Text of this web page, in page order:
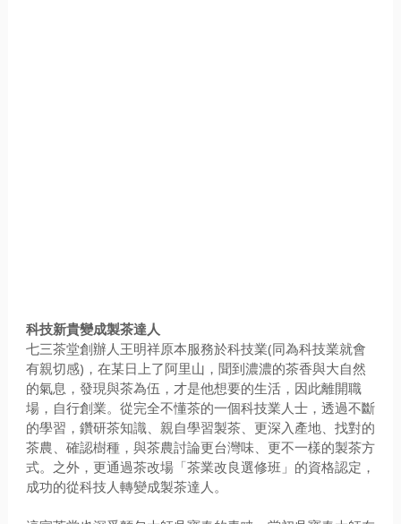
科技新貴變成製茶達人
七三茶堂創辦人王明祥原本服務於科技業(同為科技業就會
有親切感)，在某日上了阿里山，聞到濃濃的茶香與大自然
的氣息，發現與茶為伍，才是他想要的生活，因此離開職
場，自行創業。從完全不懂茶的一個科技業人士，透過不斷
的學習，鑽研茶知識、親自學習製茶、更深入產地、找對的
茶農、確認樹種，與茶農討論更台灣味、更不一樣的製茶方
式。之外，更通過茶改場「茶業改良選修班」的資格認定，
成功的從科技人轉變成製茶達人。